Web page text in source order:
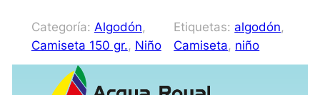
Categoría: Algodón
Camiseta 150 gr., Niño
Etiquetas: algodón
Camiseta, niño